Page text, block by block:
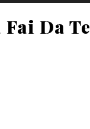
Da Te